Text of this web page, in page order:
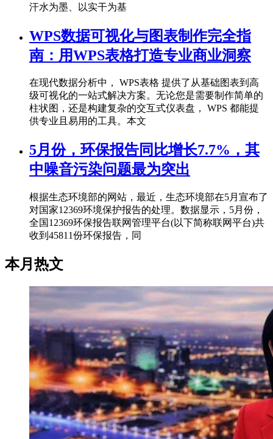
汗水为墨、以实干为基
WPS数据可视化与图表制作完全指
南：用WPS表格打造专业商业洞察
在现代数据分析中， WPS表格 提供了从基础图表到高
级可视化的一站式解决方案。无论您是需要制作简单的
柱状图，还是构建复杂的交互式仪表盘， WPS 都能提
供专业且易用的工具。本文
5月份，环保报告同比增长7.7%，其
中噪音污染问题最为突出
根据生态环境部的网站，最近，生态环境部在5月宣布了
对国家12369环境保护报告的处理。数据显示，5月份，
全国12369环保报告联网管理平台(以下简称联网平台)共
收到45811份环保报告，同
本月热文